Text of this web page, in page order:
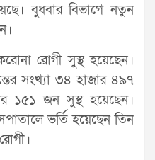
বুধবার বিভাগে নতুন
রোগী সুস্থ হয়েছেন।
সংখ্যা ৩৪ হাজার ৪৯৭
১৫১ জন সুস্থ হয়েছেন।
ভর্তি হয়েছেন তিন